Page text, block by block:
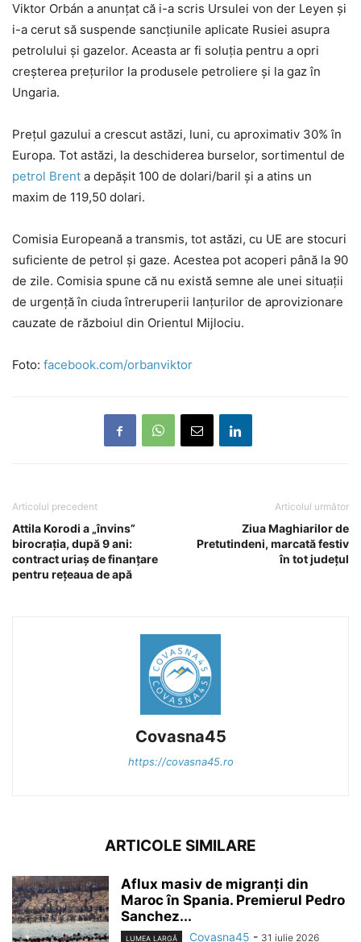
Viktor Orbán a anunțat că i-a scris Ursulei von der Leyen și
i-a cerut să suspende sancțiunile aplicate Rusiei asupra
petrolului și gazelor. Aceasta ar fi soluția pentru a opri
creșterea prețurilor la produsele petroliere și la gaz în
Ungaria.
Prețul gazului a crescut astăzi, luni, cu aproximativ 30% în
Europa. Tot astăzi, la deschiderea burselor, sortimentul de
petrol Brent a depășit 100 de dolari/baril și a atins un
maxim de 119,50 dolari.
Comisia Europeană a transmis, tot astăzi, cu UE are stocuri
suficiente de petrol și gaze. Acestea pot acoperi până la 90
de zile. Comisia spune că nu există semne ale unei situații
de urgență în ciuda întreruperii lanțurilor de aprovizionare
cauzate de războiul din Orientul Mijlociu.
Foto: facebook.com/orbanviktor
Articolul precedent
Attila Korodi a „învins”
birocrația, după 9 ani:
contract uriaș de finanțare
pentru rețeaua de apă
Articolul următor
Ziua Maghiarilor de
Pretutindeni, marcată festiv
în tot județul
Covasna45
https://covasna45.ro
ARTICOLE SIMILARE
Aflux masiv de migranți din
Maroc în Spania. Premierul Pedro
Sanchez...
LUMEA LARGĂ Covasna45 - 31 iulie 2026